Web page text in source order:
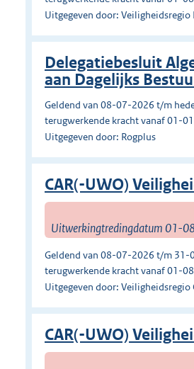
Uitgegeven door:
Delegatiebesluit
aan Dagelijks
Geldend van 08-07-2026 t/m
terugwerkende kracht vanaf 01-
Uitgegeven door: Rogplus
CAR(-UWO)
Uitwerkingtredingdatum 01-
Geldend van 08-07-2026 t/m 31-
terugwerkende kracht vanaf 01-
Uitgegeven door: Veiligheidsregio
CAR(-UWO)